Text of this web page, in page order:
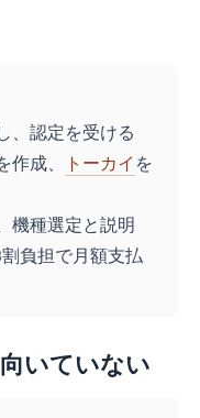
、認定を受ける
成、
トーカイ を
機種選定と説明
負担で月額支払
いていない